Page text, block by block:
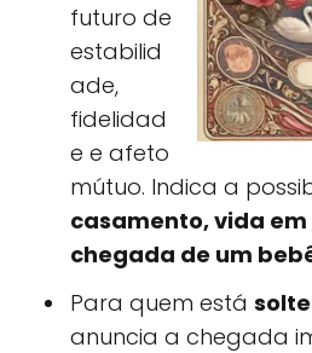
futuro de
estabilid
ade,
fidelidad
e e afeto
mútuo. Indica a
casamento, vida
chegada de um
Para quem está
anuncia a chegada